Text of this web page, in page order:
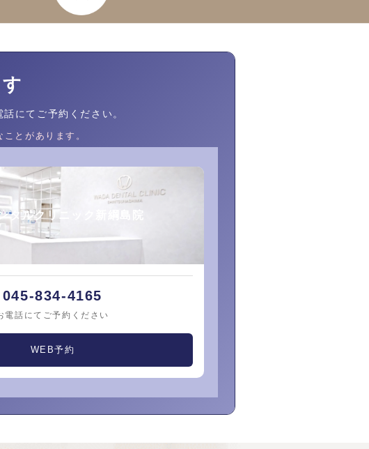
にてご予約ください。
とがあります。
タルクリニック新綱島院
045-834-4165
電話にてご予約ください
WEB予約